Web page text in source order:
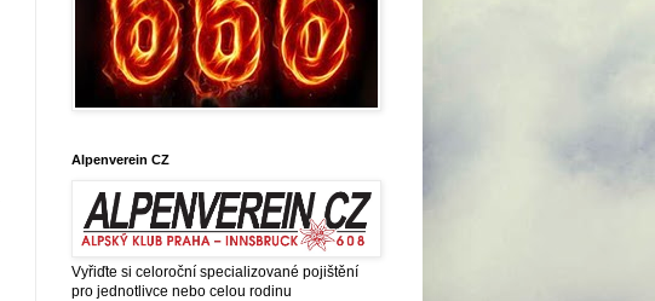
Alpenverein CZ
Vyřiďte si celoroční specializované pojištění
pro jednotlivce nebo celou rodinu